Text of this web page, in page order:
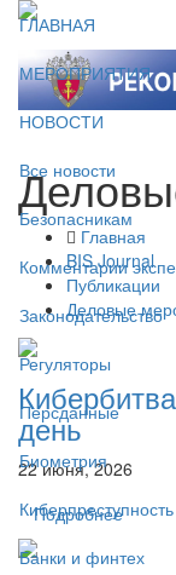
ГЛАВНАЯ
МЕРОПРИЯТИЯ
НОВОСТИ
Все новости
Безопасникам
Комментарии
Законодательство
Регуляторы
Персданные
Биометрия
Киберпреступность
Банки и финтех
Главная
BIS Journal
Публикации
Деловые
день
22 июня, 2026
Подробнее